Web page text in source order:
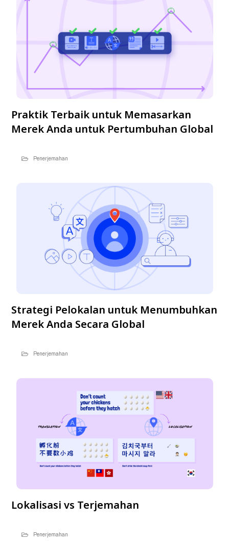
Praktik Terbaik untuk Memasarkan
Merek Anda untuk Pertumbuhan Global
Penerjemahan
Strategi Pelokalan untuk Menumbuhkan
Merek Anda Secara Global
Penerjemahan
Lokalisasi vs Terjemahan
Penerjemahan